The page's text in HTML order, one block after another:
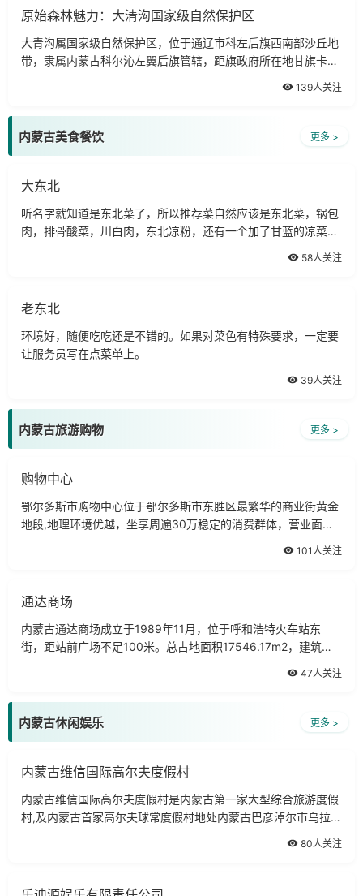
原始森林魅力：大清沟国家级自然保护区
大青沟属国家级自然保护区，位于通辽市科左后旗西南部沙丘地
带，隶属内蒙古科尔沁左翼后旗管辖，距旗政府所在地甘旗卡镇
139人关注
内蒙古美食餐饮 更多 >
大东北
听名字就知道是东北菜了，所以推荐菜自然应该是东北菜，锅包
肉，排骨酸菜，川白肉，东北凉粉，还有一个加了甘蓝的凉菜都
58人关注
老东北
环境好，随便吃吃还是不错的。如果对菜色有特殊要求，一定要
让服务员写在点菜单上。
39人关注
内蒙古旅游购物 更多 >
购物中心
鄂尔多斯市购物中心位于鄂尔多斯市东胜区最繁华的商业街黄金
地段,地理环境优越，坐享周遍30万稳定的消费群体，营业面积5
达3亿元。是目前鄂尔多斯市规模最大、档次最高的集购物、休
为经营宗
101人关注
通达商场
内蒙古通达商场成立于1989年11月，位于呼和浩特火车站东
街，距站前广场不足100米。总占地面积17546.17m2，建筑面
（个），商场还设有生活区，共有房间116间，集商品交易、住
宿、仓储于一体，为经营户的经营和生活提供了极大的方便。通
达商场主要经营
47人关注
内蒙古休闲娱乐 更多 >
内蒙古维信国际高尔夫度假村
内蒙古维信国际高尔夫度假村是内蒙古第一家大型综合旅游度假
村,及内蒙古首家高尔夫球常度假村地处内蒙古巴彦淖尔市乌拉特
80人关注